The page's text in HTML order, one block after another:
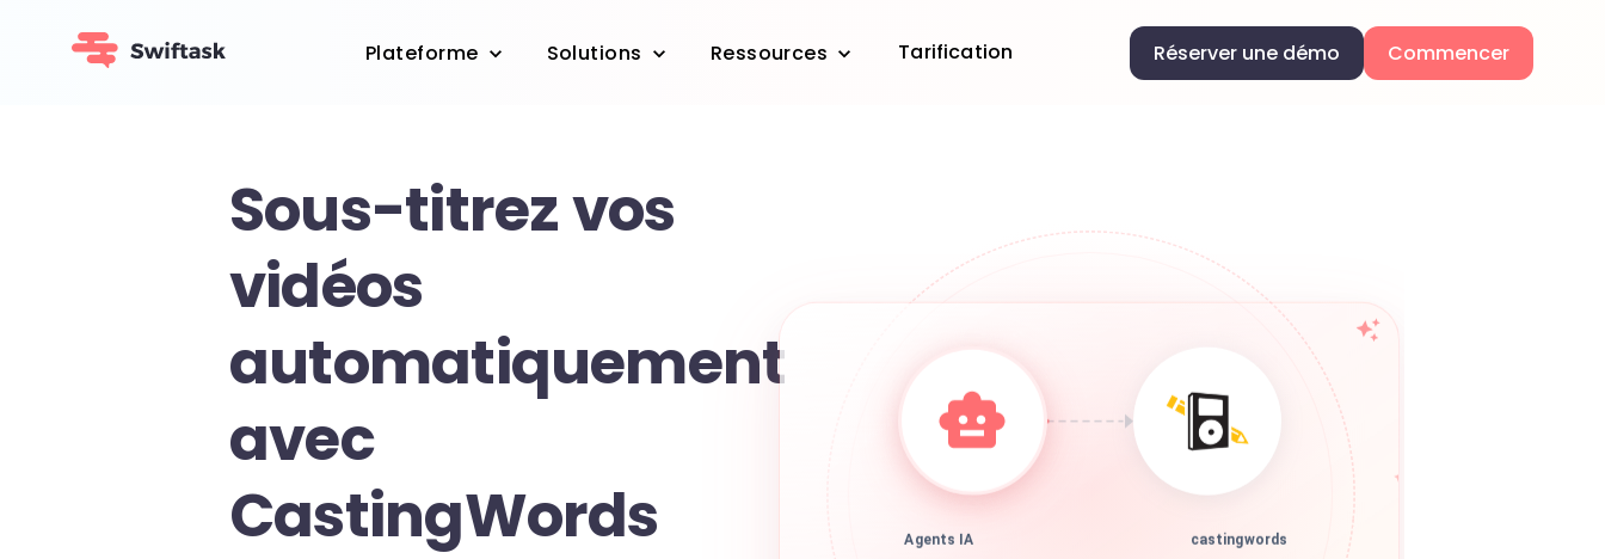
Plateforme Solutions Ressources Tarification Réserver une démo Commencer
Sous-titrez vos
vidéos
automatiquement
avec
CastingWords
Agents IA castingwords